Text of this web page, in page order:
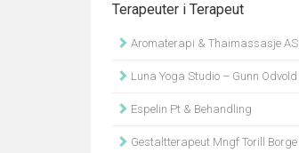
Terapeuter i Terapeut
Aromaterapi & Thaimassasje AS
Luna Yoga Studio – Gunn Odvold
Espelin Pt & Behandling
Gestaltterapeut Mngf Torill Borge